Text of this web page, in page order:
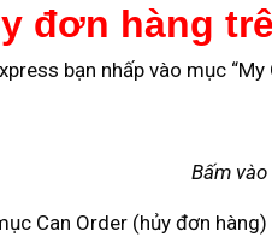
đơn hàng
bạn nhấp vào mục
Bấm
Can Order (hủy đơn